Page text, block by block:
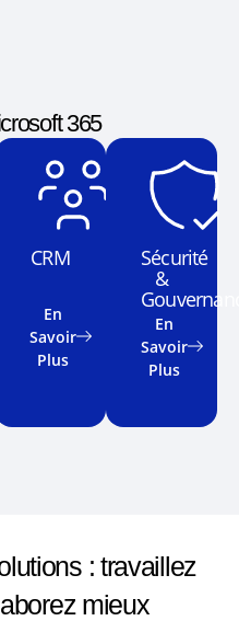
365
CRM
En
Savoir
Plus
Sécurité
&
En
Savoir
Plus
: travaillez
mieux